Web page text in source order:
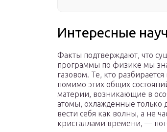
Интересные
Факты подтверждают, что
программы по физике мы
газовом. Те, кто
помимо этих общих
материи, возникающие в
атомы, охлажденные только
вести себя как волны, а не
кристаллами времени, —